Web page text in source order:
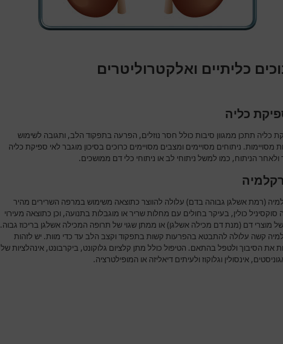
כליתיים ואלקטרוליטרים
כליה
כליה תתכן ממגוון סיבות כולל חסר נוזלים, הפרעה בתפקוד הלב, ותגובה לשימוש
מסויימות. ניתוחים מסויימים ומצבים מסויימים כרוכים בסיכון מוגבר לאי ספיקת כליה
הניתוח, כמו למשל ניתוחי לב או ניתוחי כלי דם ממושכים.
(רמת אשלגן גבוהה בדם) עלולה להווצר כתוצאה משימוש במרפה השרירים מהיר
סוקסיניל כולין, בעיקר בחולים עם מחלות שריר או מוגבלות בתנועה, וכן כתוצאה מעירוי
מוצרי דם (מנת דם מכילה אשלגן) או ממתן שגוי של תרופה המכילה אשלגן בריכוז גבוה.
קשה עלולה להתבטא בהפרעות קשות בתפקוד וקצב הלב עד כדי מוות. יש לזהות
את הסיבוך ולטפל בהתאם. הטיפול כולל מתן קלציום גלוקונט, ביקרבונט, אינהלציות של
אינסולין וגלוקוז ולעיתים דיאליזה או המופילטרציה.